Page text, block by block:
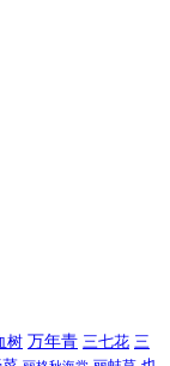
树 万年青 三七花 三